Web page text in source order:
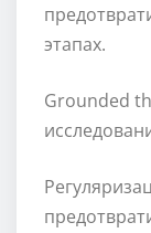
этапах.
Grounded